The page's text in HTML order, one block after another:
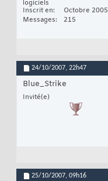
logiciels
Inscrit en
Octobre 2005
Messages
215
24/10/2007, 22h47
Blue_Strike
Invité(e)
25/10/2007, 09h16